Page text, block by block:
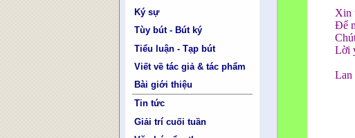
Ký sự
Tùy bút - Bút ký
Tiểu luận - Tạp bút
Viết về tác giả & tác phẩm
Bài giới thiệu
Tin tức
Giải trí cuối tuần
Xin
Để
Lời
Lan